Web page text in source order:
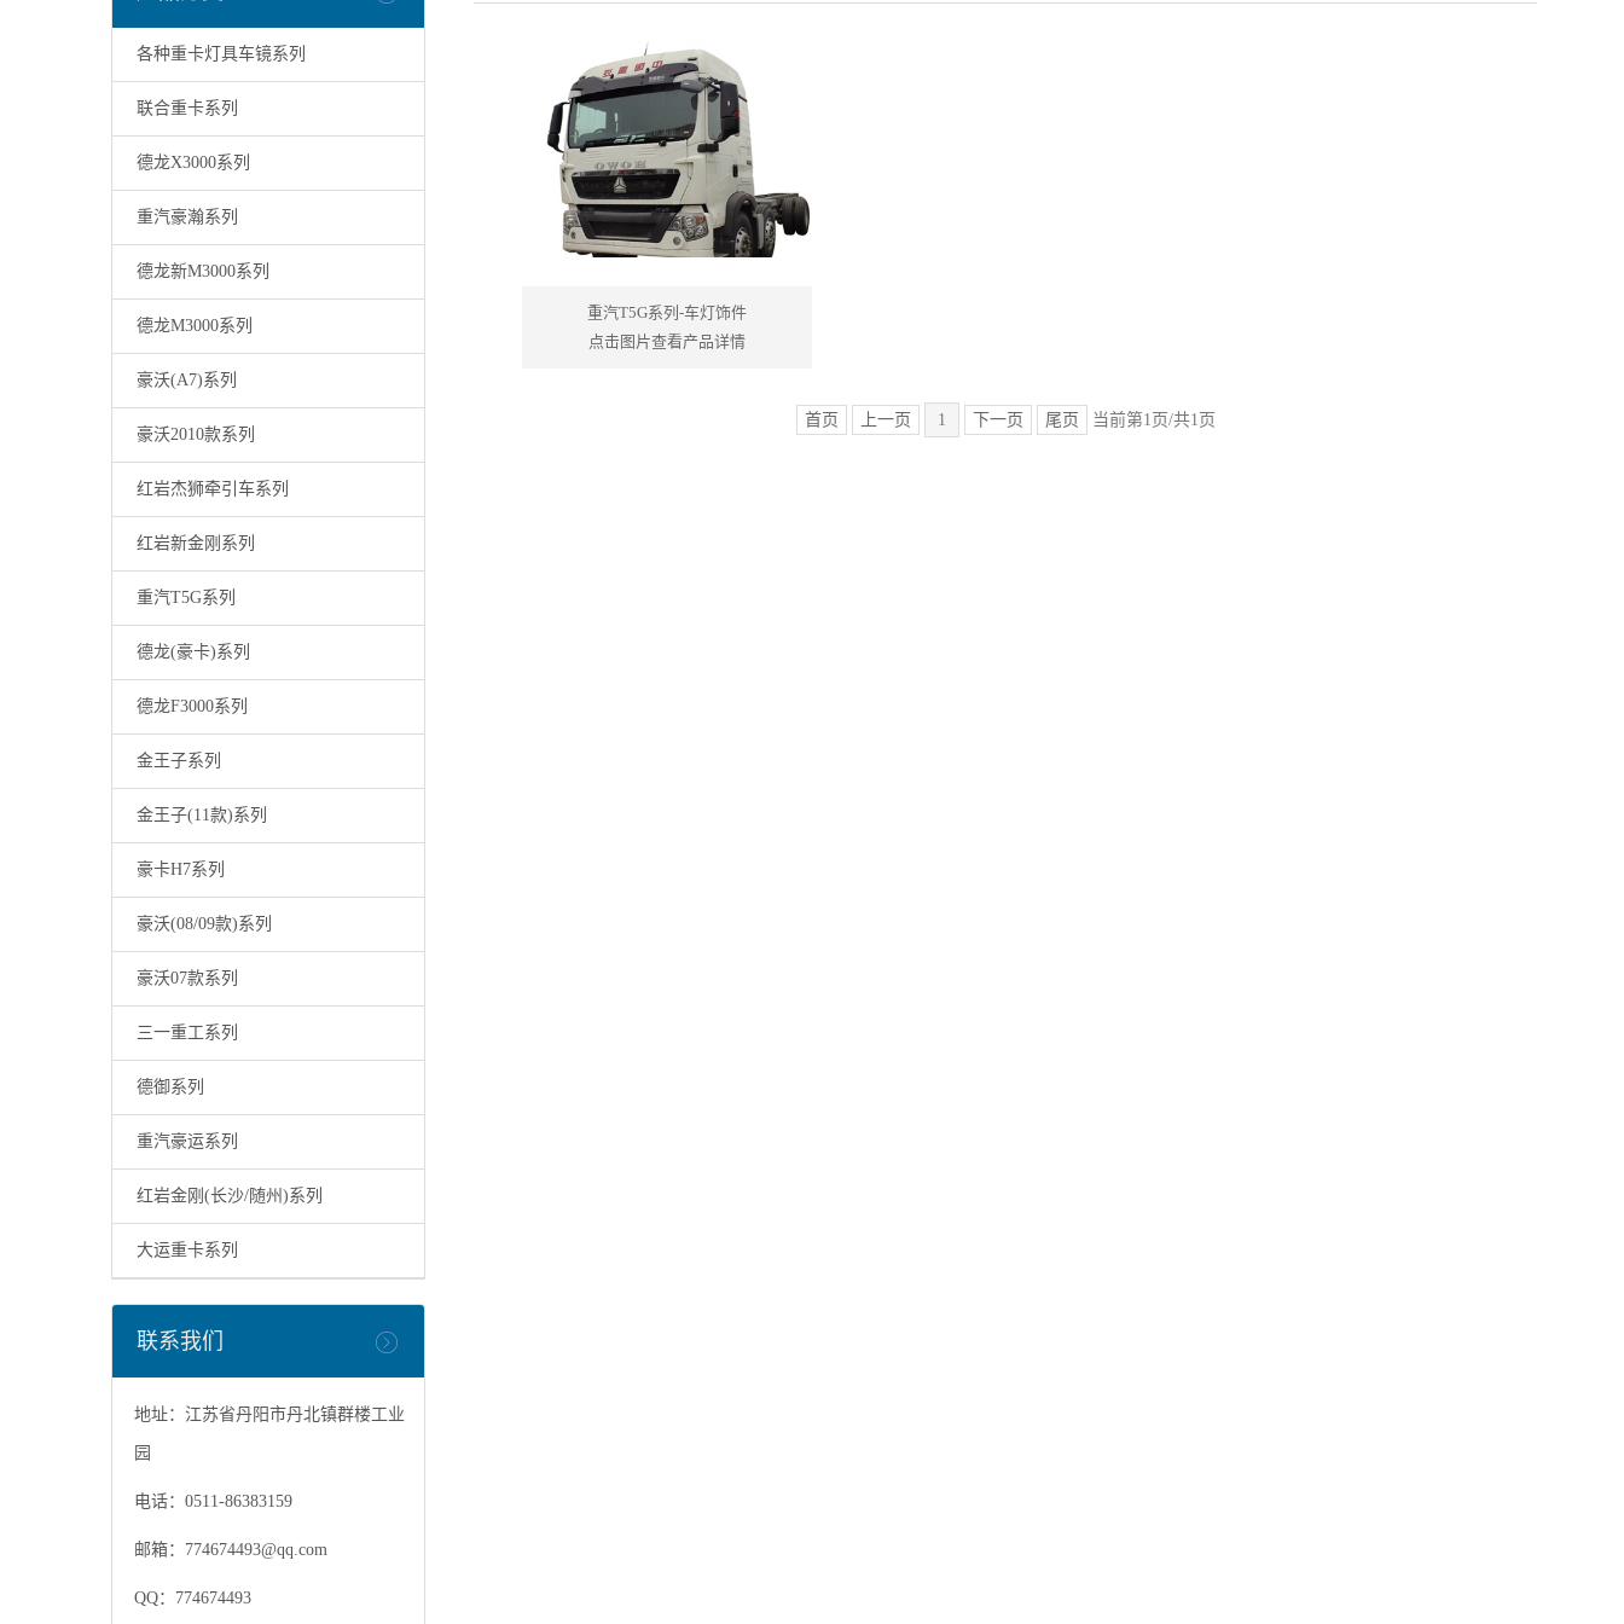
各种重卡灯具车镜系列
联合重卡系列
德龙X3000系列
重汽豪瀚系列
德龙新M3000系列
德龙M3000系列
豪沃(A7)系列
豪沃2010款系列
红岩杰狮牵引车系列
红岩新金刚系列
重汽T5G系列
德龙(豪卡)系列
德龙F3000系列
金王子系列
金王子(11款)系列
豪卡H7系列
豪沃(08/09款)系列
豪沃07款系列
三一重工系列
德御系列
重汽豪运系列
红岩金刚(长沙/随州)系列
大运重卡系列
联系我们
地址：江苏省丹阳市丹北镇群楼工业
园
电话：0511-86383159
邮箱： 774674493@qq.com
QQ：774674493
重汽T5G系列-车灯饰件
点击图片查看产品详情
首页 上一页 1 下一页 尾页 当前第1页/共1页